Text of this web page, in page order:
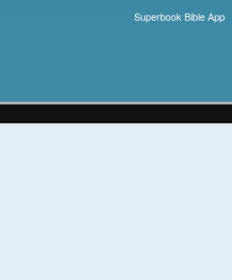
Superbook Bible App